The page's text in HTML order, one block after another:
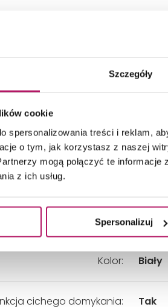
Szczegóły
cookie
spersonalizowania treści i reklam,
o tym, jak korzystasz z naszej
mogą połączyć te
z ich usług.
Spersonalizuj
Wysokość: 948
Drzwi: Brak
Materiał: MDF,
Kolor: Biały
cichego domykania: Tak